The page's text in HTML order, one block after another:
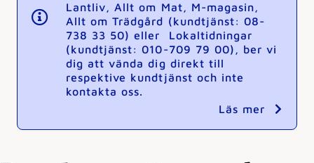
Lantliv, Allt om Mat, M-magasin,
Allt om Trädgård (kundtjänst: 08-
738 33 50) eller Lokaltidningar
(kundtjänst: 010-709 79 00), ber vi
dig att vända dig direkt till
respektive kundtjänst och inte
kontakta oss.
Läs mer